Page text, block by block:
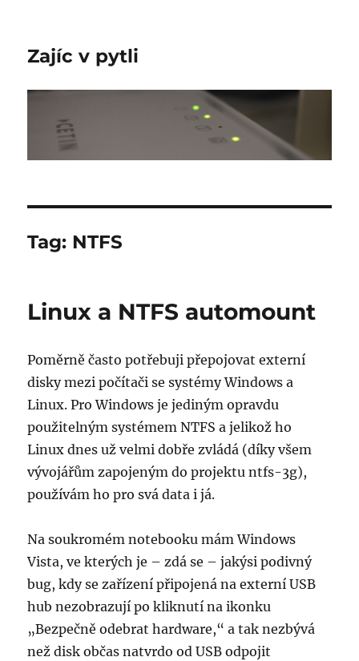
Zajíc v pytli
Tag: NTFS
Linux a NTFS automount
Poměrně často potřebuji přepojovat externí
disky mezi počítači se systémy Windows a
Linux. Pro Windows je jediným opravdu
použitelným systémem NTFS a jelikož ho
Linux dnes už velmi dobře zvládá (díky všem
vývojářům zapojeným do projektu ntfs-3g),
používám ho pro svá data i já.
Na soukromém notebooku mám Windows
Vista, ve kterých je – zdá se – jakýsi podivný
bug, kdy se zařízení připojená na externí USB
hub nezobrazují po kliknutí na ikonku
„Bezpečně odebrat hardware,“ a tak nezbývá
než disk občas natvrdo od USB odpojit